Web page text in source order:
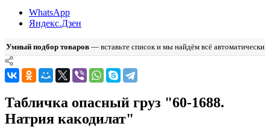
WhatsApp
Яндекс.Дзен
Умный подбор товаров— вставьте список и мы найдём всё автоматически
Табличка опасный груз "60-1688.
Натрия какодилат"